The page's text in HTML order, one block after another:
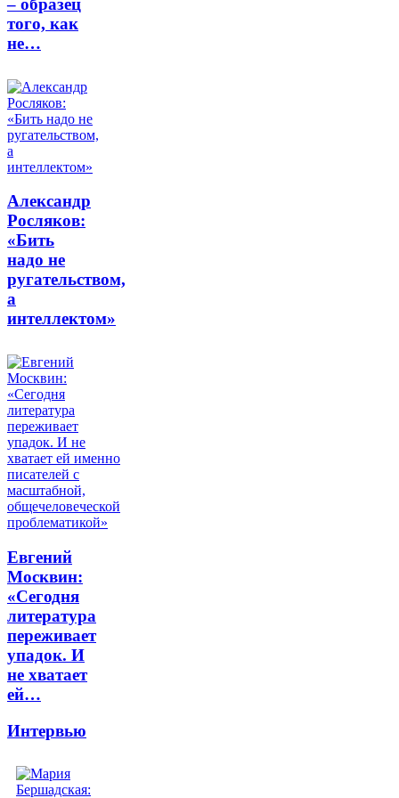
– образец
того, как
не…
Александр
Росляков:
«Бить
надо не
ругательством,
а
интеллектом»
Евгений
Москвин:
«Сегодня
литература
переживает
упадок. И
не хватает
ей…
Интервью